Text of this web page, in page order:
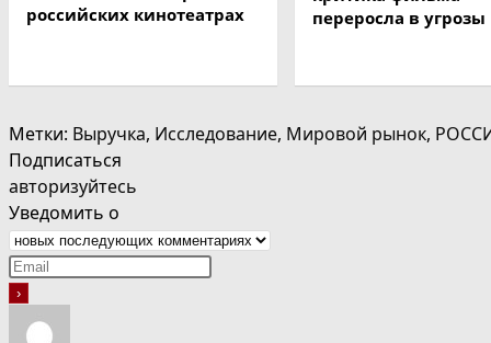
российских кинотеатрах
переросла в угрозы
Метки: Выручка, Исследование, Мировой рынок,
Подписаться
авторизуйтесь
Уведомить о